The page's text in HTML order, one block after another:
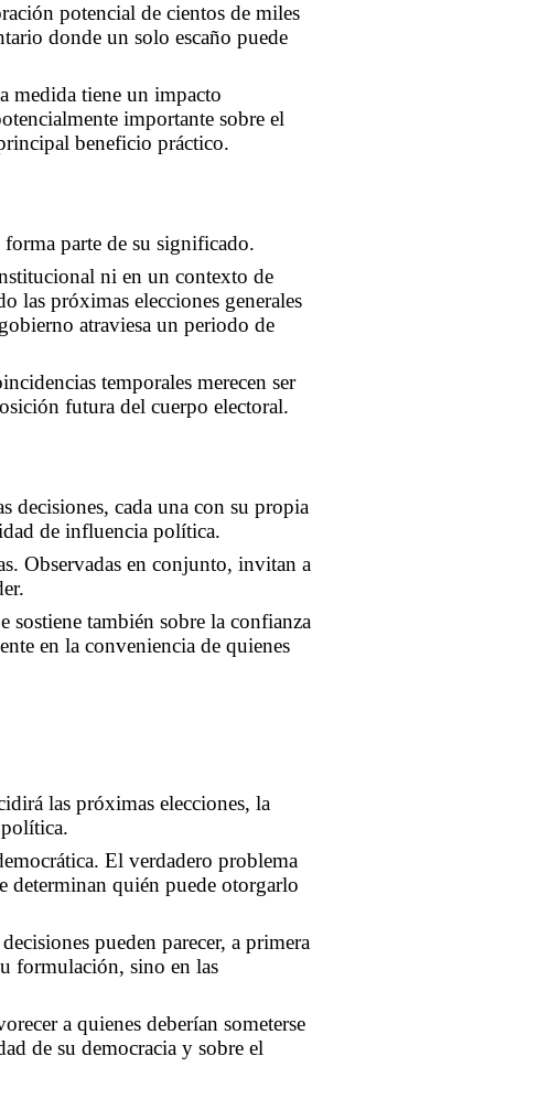
potencial de cientos de miles
donde un solo escaño puede
medida tiene un impacto
importante sobre el
beneficio práctico.
parte de su significado.
ni en un contexto de
las próximas elecciones generales
atraviesa un periodo de
temporales merecen ser
futura del cuerpo electoral.
decisiones, cada una con su propia
de influencia política.
Observadas en conjunto, invitan a
sostiene también sobre la confianza
en la conveniencia de quienes
las próximas elecciones, la
El verdadero problema
determinan quién puede otorgarlo
pueden parecer, a primera
formulación, sino en las
a quienes deberían someterse
de su democracia y sobre el